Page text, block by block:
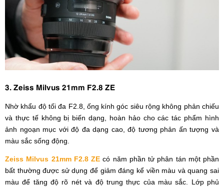
3. Zeiss Milvus 21mm F2.8 ZE
Nhờ khẩu độ tối đa F2.8, ống kính góc siêu rộng không phản chiếu
và thực tế không bị biến dạng, hoàn hảo cho các tác phẩm hình
ảnh ngoạn mục với độ đa dạng cao, độ tương phản ấn tượng và
màu sắc sống động.
Zeiss Milvus 21mm F2.8 ZE có năm phần tử phân tán một phần
bất thường được sử dụng để giảm đáng kể viền màu và quang sai
màu để tăng độ rõ nét và độ trung thực của màu sắc. Lớp phủ